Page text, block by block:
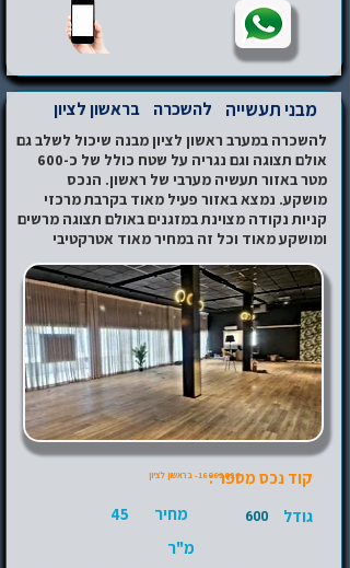
בראשון לציון להשכרה מבני תעשייה
להשכרה במערב ראשון לציון מבנה שיכול לשלב גם
אולם תצוגה וגם נגריה על שטח כולל של כ-600
מטר באזור תעשיה מערבי של ראשון. הנכס
מושקע. נמצא באזור פעיל מאוד בקרבת מרכזי
קניות נקודה מצוינת במזגנים באולם תצוגה מרשים
ומושקע מאוד וכל זה במחיר מאוד אטרקטיבי
16062026- בראשון לציון
קוד נכס מספר :
גודל
600
45
מחיר
מ"ר